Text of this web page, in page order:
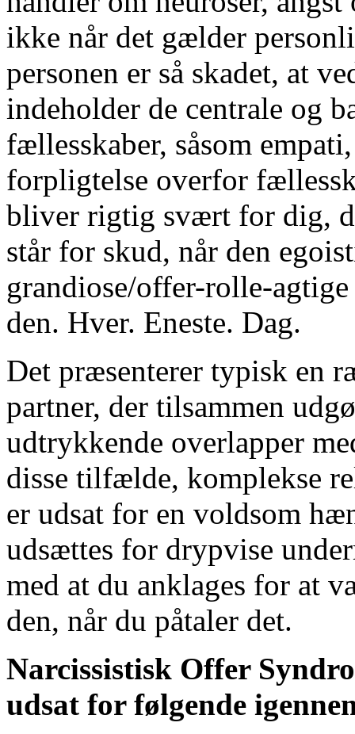
ikke når det gælder
personen er så skadet, at
indeholder de centrale og
fællesskaber, såsom
forpligtelse overfor
bliver rigtig svært for dig,
står for skud, når den
grandiose/offer-rolle-
den. Hver. Eneste. Dag.
Det præsenterer typisk en
partner, der tilsammen
udtrykkende overlapper
disse tilfælde, komplekse
er udsat for en voldsom
udsættes for drypvise
med at du anklages for at
den, når du påtaler det.
Narcissistisk Offer
udsat for følgende